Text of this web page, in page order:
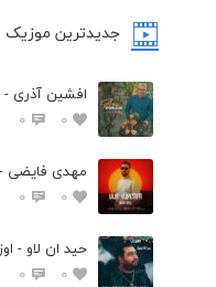
جدیدترین موزیک
افشین آذری -
0
0
مهدی فایضی -
0
0
حید ان لاو -
0
0